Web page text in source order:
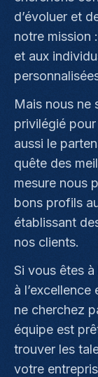
d’évoluer et
notre mission
et aux
Mais nous ne
privilégié
aussi le
quête des
mesure nous
bons profils
établissant
nos clients.
Si vous êtes à
à
ne cherchez
équipe est
trouver les
votre